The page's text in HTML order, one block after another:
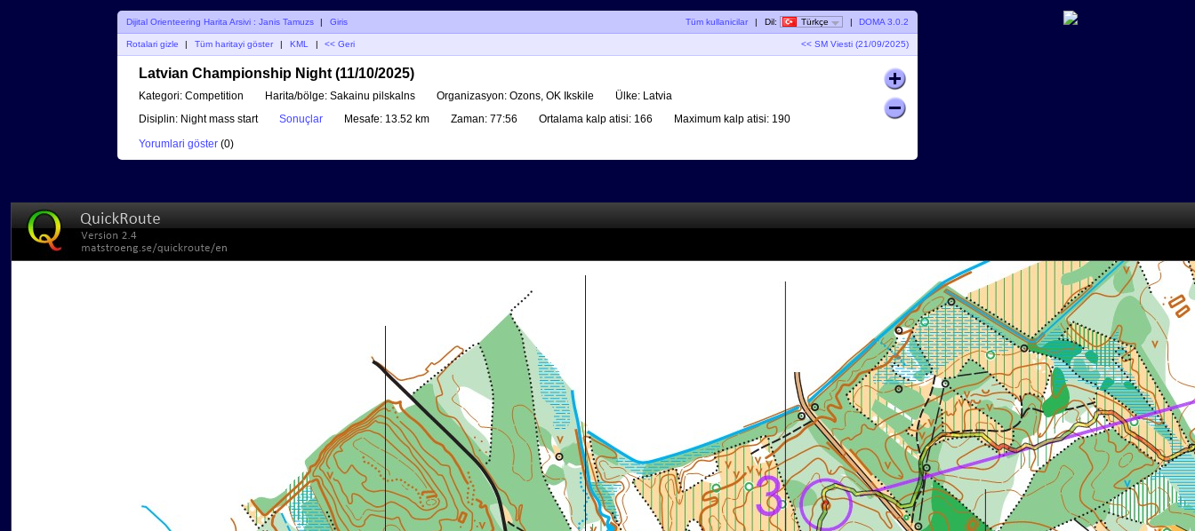
Dijital Orienteering Harita Arsivi : Janis Tamuzs | Giris Tüm kullanicilar | Dil: Türkçe | DOMA 3.0.2
Rotalari gizle Tüm haritayi göster KML << Geri << SM Viesti (21/09/2025)
Latvian Championship Night (11/10/2025)
Kategori: Competition Harita/bölge: Sakainu pilskalns Organizasyon: Ozons, OK Ikskile Ülke: Latvia
Disiplin: Night mass start Sonuçlar Mesafe: 13.52 km Zaman: 77:56 Ortalama kalp atisi: 166 Maximum kalp atisi: 190
Yorumlari göster (0)